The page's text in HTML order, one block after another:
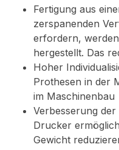
Fertigung aus
zerspanenden
erfordern,
hergestellt. Das
Hoher
Prothesen in der
im Maschinenbau
Verbesserung
Drucker
Gewicht